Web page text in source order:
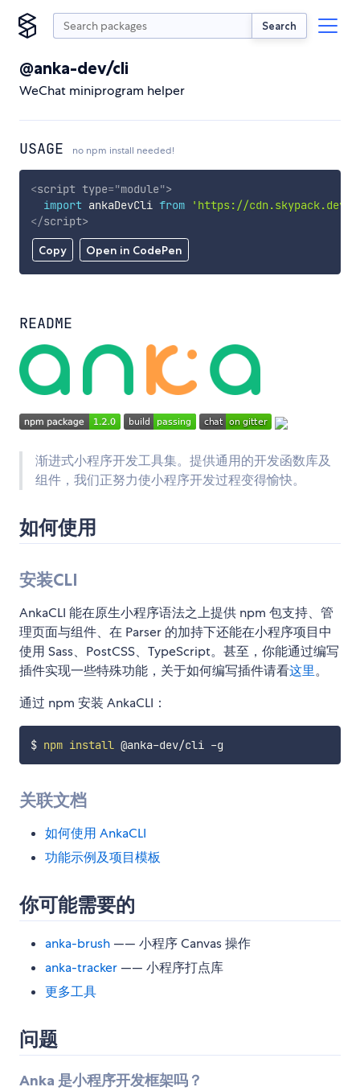
Search
@anka-dev/cli
WeChat miniprogram helper
USAGE no npm install needed!
Copy Open in CodePen
<script type="module">
import ankaDevCli from
'https://cdn.skypack.dev/
</script>
README
渐进式小程序开发工具集。提供通用的开发函数库及
组件，我们正努力使小程序开发过程变得愉快。
如何使用
安装CLI
AnkaCLI 能在原生小程序语法之上提供 npm 包支持、管
理页面与组件、在 Parser 的加持下还能在小程序项目中
使用 Sass、PostCSS、TypeScript。甚至，你能通过编写
插件实现一些特殊功能，关于如何编写插件请看这里。
通过 npm 安装 AnkaCLI：
$ npm install
关联文档
如何使用 AnkaCLI
功能示例及项目模板
你可能需要的
anka-brush —— 小程序 Canvas 操作
anka-tracker —— 小程序打点库
更多工具
问题
Anka 是小程序开发框架吗？